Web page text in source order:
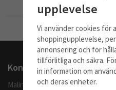
Till
Kontakta oss
Malingo AB
upplevelse
Vi använder cookies för
shoppingupplevelse,
annonsering och för
tillförlitliga och säkra.
in information om
och deras enheter.